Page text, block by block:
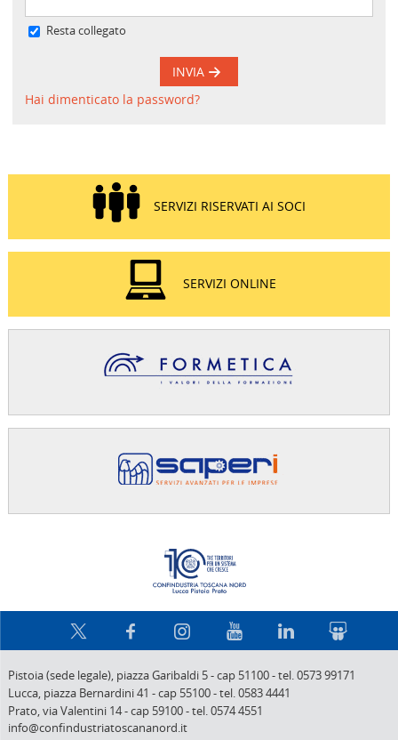
Resta collegato
INVIA
Hai dimenticato la password?
SERVIZI RISERVATI AI SOCI
SERVIZI ONLINE
Pistoia (sede legale), piazza Garibaldi 5-cap 51100-tel. 0573 99171
Lucca, piazza Bernardini 41 -cap 55100-tel. 0583 4441
Prato,via Valentini 14-cap 59100-tel. 0574 4551
info@confindustriatoscananord.it